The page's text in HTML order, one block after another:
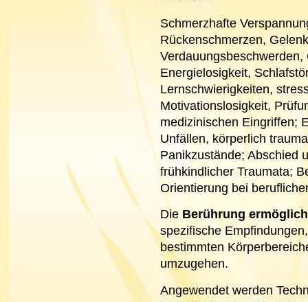
Schmerzhafte
Rückenschmerzen,
Energielosigkeit,
Lernschwierigkeiten,
Motivationslosigkeit,
medizinischen Eingriffen;
Unfällen, körperlich
Panikzustände; Abschied
frühkindlicher Traumata;
Orientierung bei
Die Berührung
spezifische
bestimmten
umzugehen.
Angewendet werden